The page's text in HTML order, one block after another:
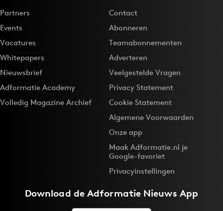
Partners
Events
Vacatures
Whitepapers
Nieuwsbrief
Adformatie Academy
Volledig Magazine Archief
Contact
Abonneren
Teamabonnementen
Adverteren
Veelgestelde Vragen
Privacy Statement
Cookie Statement
Algemene Voorwaarden
Onze app
Maak Adformatie.nl je
Google-favoriet
Privacyinstellingen
Download deAdformatie Nieuws App